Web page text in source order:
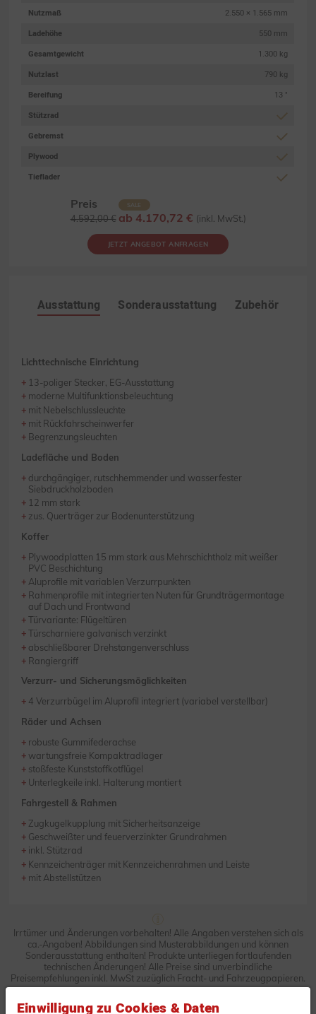
Nutzmaß
2.550 × 1.565 mm
Ladehöhe
550 mm
Gesamtgewicht
1.300 kg
Nutzlast
790 kg
Bereifung
13 "
Stützrad
Gebremst
Plywood
Tieflader
Preis SALE
4.592,00 €ab 4.170,72 € (inkl. MwSt.)
JETZT ANGEBOT ANFRAGEN
Ausstattung Sonderausstattung Zubehör
Lichttechnische Einrichtung
13-poliger Stecker, EG-Ausstattung
moderne Multifunktionsbeleuchtung
mit Nebelschlussleuchte
mit Rückfahrscheinwerfer
Begrenzungsleuchten
Ladefläche und Boden
durchgängiger, rutschhemmender und wasserfester
Siebdruckholzboden
12 mm stark
zus. Querträger zur Bodenunterstützung
Koffer
Plywoodplatten 15 mm stark aus Mehrschichtholz mit weißer
PVC Beschichtung
Aluprofile mit variablen Verzurrpunkten
Rahmenprofile mit integrierten Nuten für Grundträgermontage
auf Dach und Frontwand
Türvariante: Flügeltüren
Türscharniere galvanisch verzinkt
abschließbarer Drehstangenverschluss
Rangiergriff
Verzurr- und Sicherungsmöglichkeiten
4 Verzurrbügel im Aluprofil integriert (variabel verstellbar)
Räder und Achsen
robuste Gummifederachse
wartungsfreie Kompaktradlager
stoßfeste Kunststoffkotflügel
Unterlegkeile inkl. Halterung montiert
Fahrgestell & Rahmen
Zugkugelkupplung mit Sicherheitsanzeige
Geschweißter und feuerverzinkter Grundrahmen
inkl. Stützrad
Kennzeichenträger mit Kennzeichenrahmen und Leiste
mit Abstellstützen
Irrtümer und Änderungen vorbehalten! Alle Angaben verstehen sich als
ca.-Angaben! Abbildungen sind Musterabbildungen und können
Sonderausstattung enthalten! Produkte unterliegen fortlaufenden
technischen Änderungen! Alle Preise sind unverbindliche
Preisempfehlungen inkl. MwSt zuzüglich Fracht- und Fahrzeugpapieren.
Einwilligung zu Cookies & Daten